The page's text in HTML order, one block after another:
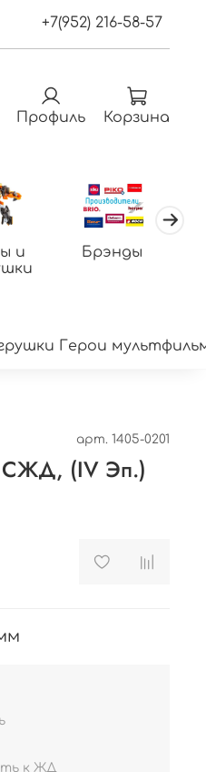
+7(952) 216-58-57
Профиль Корзина
и
Брэнды
Герои
арт. 1405-0201
СЖД, (IV Эп.)
к ЖД